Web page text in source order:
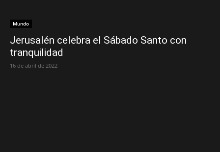
Mundo
Jerusalén celebra el Sábado Santo con
tranquilidad
16 de abril de 2022